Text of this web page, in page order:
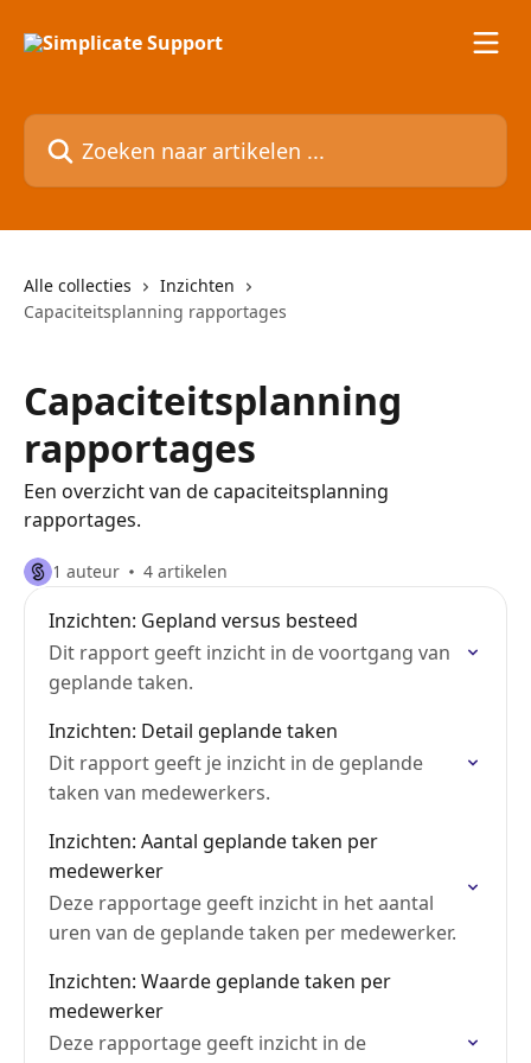
Zoeken naar artikelen ...
Alle collecties
Inzichten
Capaciteitsplanning rapportages
Capaciteitsplanning
rapportages
Een overzicht van de capaciteitsplanning
rapportages.
1 auteur 4 artikelen
Inzichten: Gepland versus besteed
Dit rapport geeft inzicht in de voortgang van
geplande taken.
Inzichten: Detail geplande taken
Dit rapport geeft je inzicht in de geplande
taken van medewerkers.
Inzichten: Aantal geplande taken per
medewerker
Deze rapportage geeft inzicht in het aantal
uren van de geplande taken per medewerker.
Inzichten: Waarde geplande taken per
medewerker
Deze rapportage geeft inzicht in de